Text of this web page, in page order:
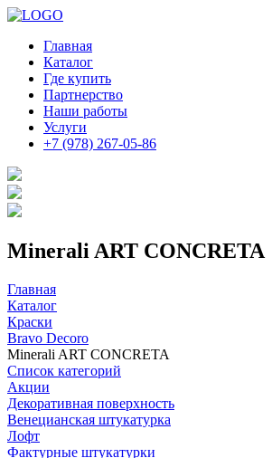
Главная
Каталог
Где купить
Партнерство
Наши работы
Услуги
+7 (978) 267-05-86
Minerali ART CONCRETA
Главная
Каталог
Краски
Bravo Decoro
Minerali ART CONCRETA
Список категорий
Акции
Декоративная поверхность
Венецианская штукатурка
Лофт
Фактурные штукатурки